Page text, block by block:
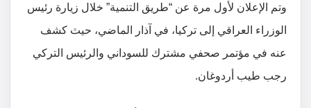
وتم الإعلان لأول مرة عن “طريق التنمية” خلال زيارة رئيس
الوزراء العراقي إلى تركيا، في آذار الماضي، حيث كشف
عنه في مؤتمر صحفي مشترك للسوداني والرئيس التركي
رجب طيب أردوغان.